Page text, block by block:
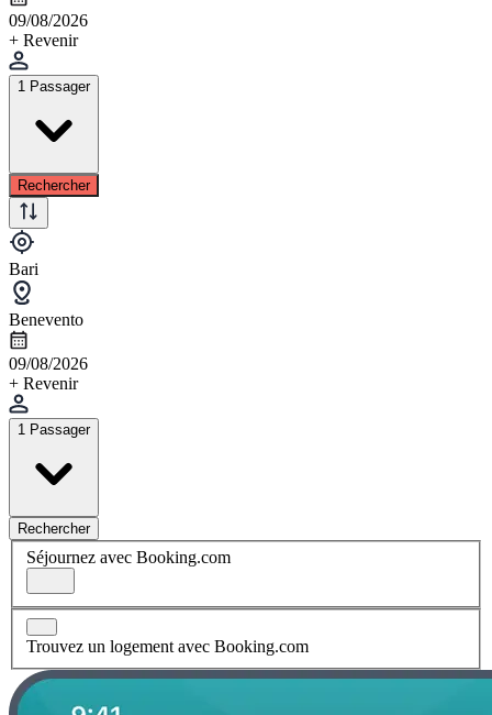
09/08/2026
+ Revenir
1 Passager
Rechercher
Bari
Benevento
09/08/2026
+ Revenir
1 Passager
Rechercher
Séjournez avec Booking.com
Trouvez un logement avec Booking.com